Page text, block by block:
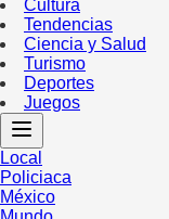
Cultura
Tendencias
Ciencia y Salud
Turismo
Deportes
Juegos
Local
Policiaca
México